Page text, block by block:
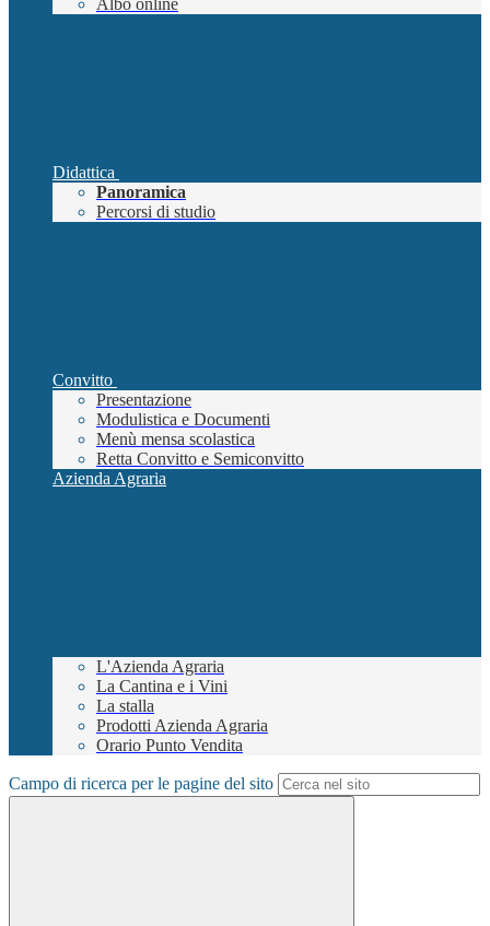
Albo online
Didattica
Panoramica
Percorsi di studio
Convitto
Presentazione
Modulistica e Documenti
Menù mensa scolastica
Retta Convitto e Semiconvitto
Azienda Agraria
L'Azienda Agraria
La Cantina e i Vini
La stalla
Prodotti Azienda Agraria
Orario Punto Vendita
Campo di ricerca per le pagine del sito